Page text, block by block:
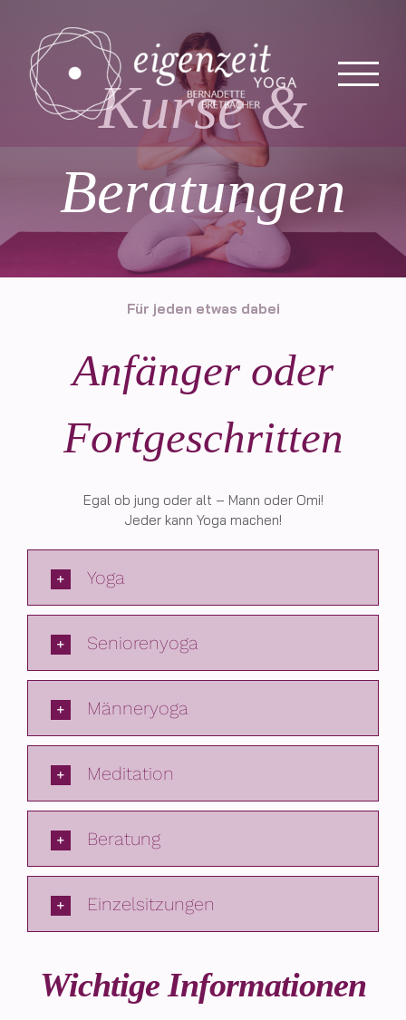
springen
Kurse &
Beratungen
Für jeden etwas dabei
Anfänger oder
Fortgeschritten
Egal ob jung oder alt – Mann oder Omi!
Jeder kann Yoga machen!
Yoga
Seniorenyoga
Männeryoga
Meditation
Beratung
Einzelsitzungen
Wichtige Informationen